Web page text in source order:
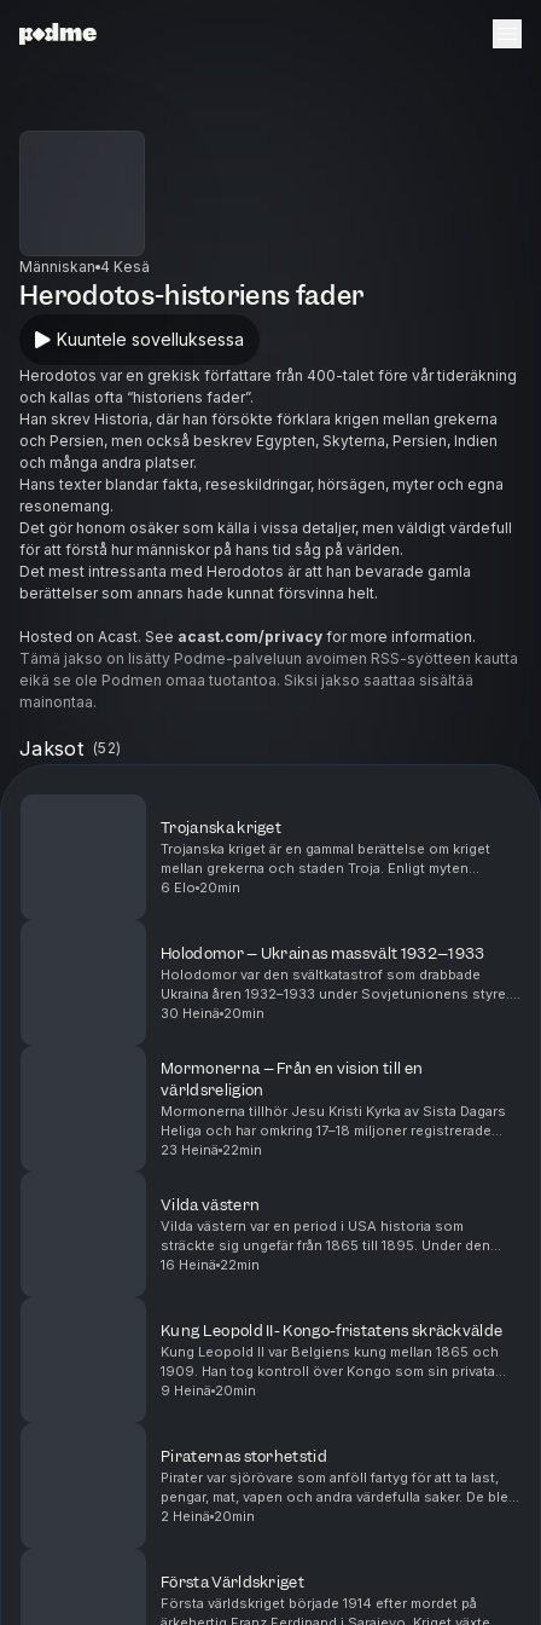
Människan 4 Kesä
Herodotos-historiens fader
Kuuntele sovelluksessa
Herodotos var en grekisk författare från 400-talet före vår tideräkning
och kallas ofta “historiens fader”.
Han skrev Historia, där han försökte förklara krigen mellan grekerna
och Persien, men också beskrev Egypten, Skyterna, Persien, Indien
och många andra platser.
Hans texter blandar fakta, reseskildringar, hörsägen, myter och egna
resonemang.
Det gör honom osäker som källa i vissa detaljer, men väldigt värdefull
för att förstå hur människor på hans tid såg på världen.
Det mest intressanta med Herodotos är att han bevarade gamla
berättelser som annars hade kunnat försvinna helt.
Hosted on Acast. See acast.com/privacy for more information.
Tämä jakso on lisätty Podme-palveluun avoimen RSS-syötteen kautta
eikä se ole Podmen omaa tuotantoa. Siksi jakso saattaa sisältää
mainontaa.
Jaksot (52)
Trojanska kriget
Trojanska kriget är en gammal berättelse om kriget
mellan grekerna och staden Troja. Enligt myten
började allt när Paris från Troja tog med sig Helena från
6 Elo 20min
Holodomor – Ukrainas massvält 1932–1933
Holodomor var den svältkatastrof som drabbade
Ukraina åren 1932–1933 under Sovjetunionens styre.
Miljontals människor dog när staten beslagtog
30 Heinä 20min
Mormonerna – Från en vision till en
världsreligion
Mormonerna tillhör Jesu Kristi Kyrka av Sista Dagars
Heliga och har omkring 17–18 miljoner registrerade
medlemmar världen över. Den största gruppen finns i
23 Heinä 22min
Vilda västern
Vilda västern var en period i USA historia som
sträckte sig ungefär från 1865 till 1895. Under den
tiden flyttade miljontals människor västerut i jakt på
16 Heinä 22min
Kung Leopold II- Kongo-fristatens skräckvälde
Kung Leopold II var Belgiens kung mellan 1865 och
1909. Han tog kontroll över Kongo som sin privata
egendom och kallade området Kongo-fristaten. Där
9 Heinä 20min
Piraternas storhetstid
Pirater var sjörövare som anföll fartyg för att ta last,
pengar, mat, vapen och andra värdefulla saker. De blev
särskilt kända under piraternas guldålder på 1600-
2 Heinä 20min
Första Världskriget
Första världskriget började 1914 efter mordet på